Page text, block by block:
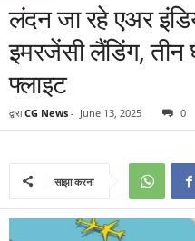
लंदन जा रहे एअर
इमरजेंसी लैंडिंग,
फ्लाइट
द्वारा CG News - June 13, 2025 0
साझा करना